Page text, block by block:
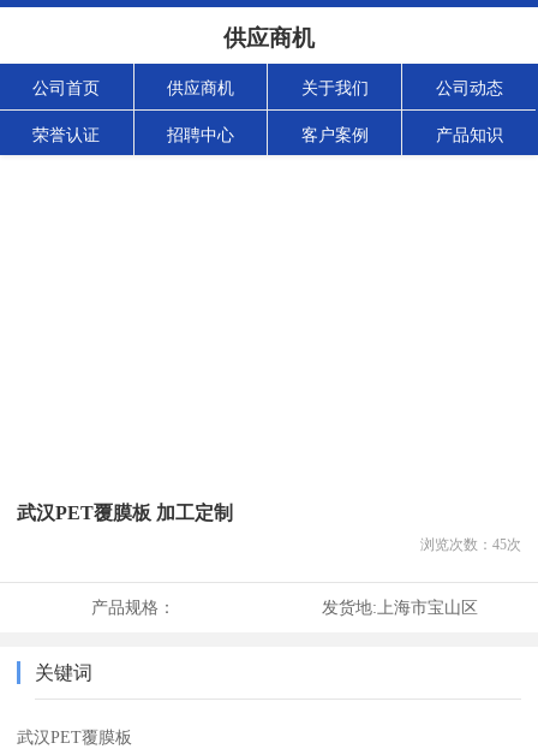
供应商机
公司首页 供应商机 关于我们 公司动态
荣誉认证 招聘中心 客户案例 产品知识
武汉PET覆膜板 加工定制
浏览次数： 45次
产品规格： 发货地: 上海市宝山区
关键词
武汉PET覆膜板